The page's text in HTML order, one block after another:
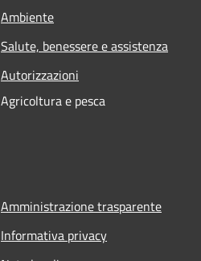
Ambiente
Salute, benessere e assistenza
Autorizzazioni
Agricoltura e pesca
Amministrazione trasparente
Informativa privacy